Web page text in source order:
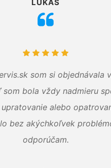
LUKÁŠ
som si objednávala
bola vždy nadmieru
alebo
bez akýchkoľvek
odporúčam.